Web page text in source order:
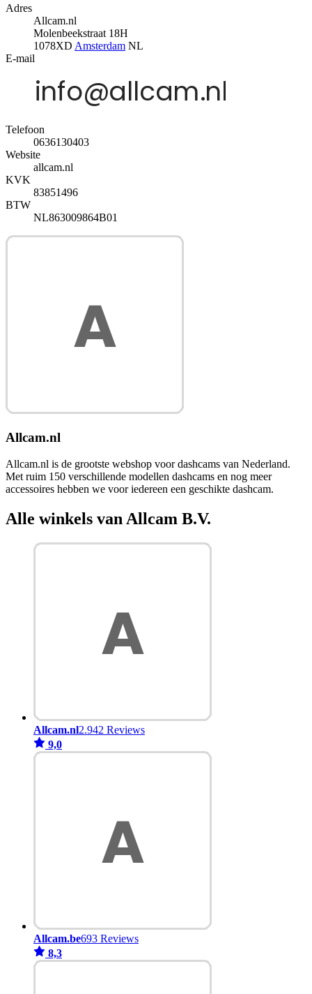
Adres
Allcam.nl
Molenbeekstraat 18H
1078XD Amsterdam NL
E-mail
Telefoon
0636130403
Website
allcam.nl
KVK
83851496
BTW
NL863009864B01
Allcam.nl
Allcam.nl is de grootste webshop voor dashcams van Nederland.
Met ruim 150 verschillende modellen dashcams en nog meer
accessoires hebben we voor iedereen een geschikte dashcam.
Alle winkels van Allcam B.V.
Allcam.nl2.942 Reviews
9,0
Allcam.be693 Reviews
8,3